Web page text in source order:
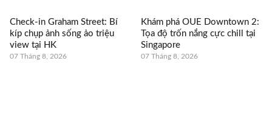
Check-in Graham Street: Bí
kíp chụp ảnh sống ảo triệu
view tại HK
07 Tháng 8, 2026
Khám phá OUE Downtown 2:
Tọa độ trốn nắng cực chill tại
Singapore
07 Tháng 8, 2026